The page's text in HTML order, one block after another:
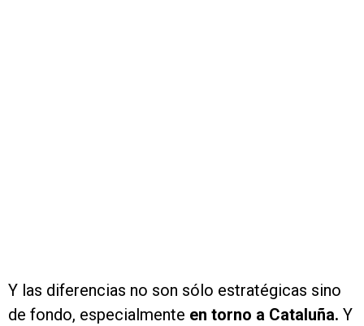
Y las diferencias no son sólo estratégicas sino
de fondo, especialmente en torno a Cataluña. Y